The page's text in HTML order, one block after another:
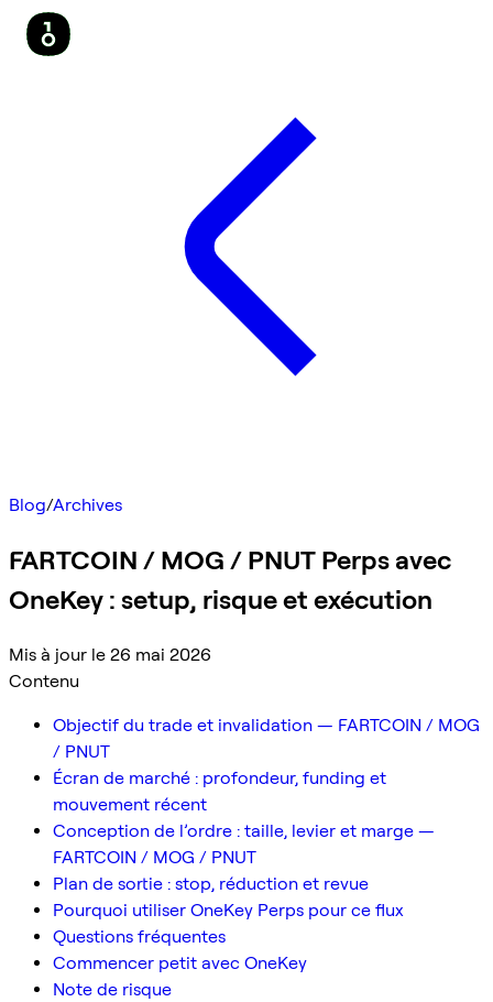
Blog/Archives
FARTCOIN / MOG / PNUT Perps avec
OneKey : setup, risque et exécution
Mis à jour le 26 mai 2026
Contenu
Objectif du trade et invalidation — FARTCOIN / MOG
/ PNUT
Écran de marché : profondeur, funding et
mouvement récent
Conception de l’ordre : taille, levier et marge —
FARTCOIN / MOG / PNUT
Plan de sortie : stop, réduction et revue
Pourquoi utiliser OneKey Perps pour ce flux
Questions fréquentes
Commencer petit avec OneKey
Note de risque